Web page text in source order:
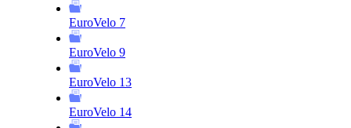
EuroVelo 7
EuroVelo 9
EuroVelo 13
EuroVelo 14